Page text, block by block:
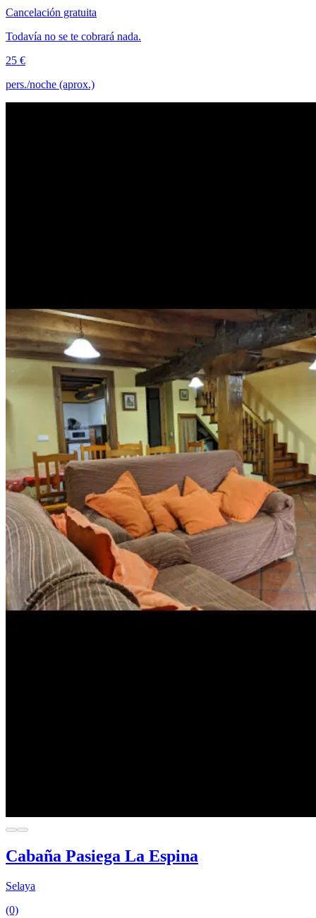
Cancelación gratuita
Todavía no se te cobrará nada.
25 €
pers./noche (aprox.)
Cabaña Pasiega La Espina
Selaya
(0)